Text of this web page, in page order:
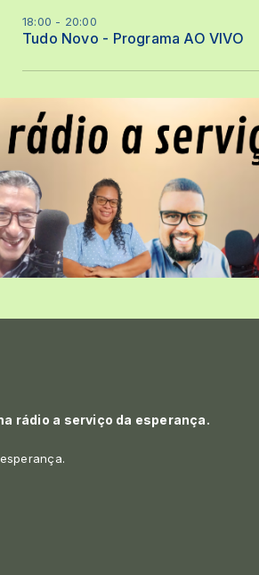
18:00 - 20:00
Tudo Novo - Programa AO VIVO
rádio a serviço da esperança.